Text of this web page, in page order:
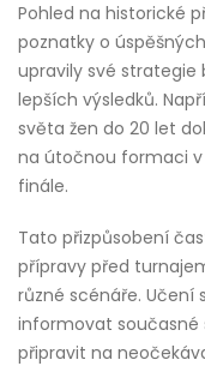
Pohled na historické
poznatky o
upravily své
lepších výsledků.
světa žen do 20 let
na útočnou formaci
finále.
Tato přizpůsobení
přípravy před
různé scénáře. Učení
informovat
připravit na